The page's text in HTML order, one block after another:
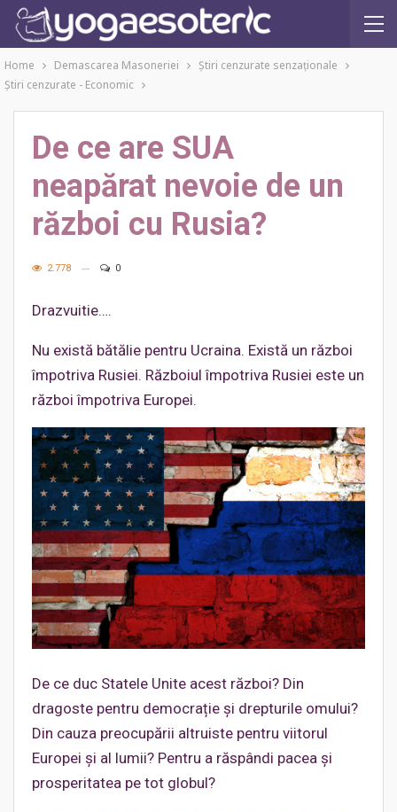
Home Demascarea Masoneriei
Ştiri cenzurate senzaţionale
Ştiri cenzurate - Economic
De ce are SUA
neapărat nevoie de un
război cu Rusia?
2.778 0
Drazvuitie….
Nu există bătălie pentru Ucraina. Există un război
împotriva Rusiei. Războiul împotriva Rusiei este un
război împotriva Europei.
De ce duc Statele Unite acest război? Din
dragoste pentru democrație și drepturile omului?
Din cauza preocupării altruiste pentru viitorul
Europei și al lumii? Pentru a răspândi pacea și
prosperitatea pe tot globul?